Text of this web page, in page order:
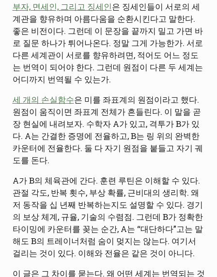
부자, 면세인, 그리고 징세인은 징세인들이 서로의 세
계관을 향유하며 아름다움을 순환시킨다고 말한다.
좋은 비전이다. 그런데 이 문장을 끝까지 밀고 가면 바
로 질문 하나가 튀어나온다. 정말 그게 가능한가. 서로
다른 세계관이 서로를 향유하려면, 적어도 어느 정도
는 번역이 되어야 한다. 그런데 원점이 다른 두 세계는
어디까지 번역될 수 있는가.
세 개의 손실함수은 미를 좌표계의 원점이라고 했다.
원점이 움직이면 좌표계 전체가 흔들린다. 이 말을 곧
장 현실에 내려보자. 수학자 A가 있고, 격투가 B가 있
다. A는 간결한 증명에 전율하고, B는 링 위의 완벽한
카운터에 전율한다. 둘 다 자기 원점을 붙들고 자기 궤
도를 돈다.
A가 B의 체육관에 간다. 훈련 루틴은 이해할 수 있다.
관절 각도, 반복 횟수, 부상 확률, 근비대의 생리학. 왜
저 동작을 십 년째 반복하는지도 설명할 수 있다. 경기
의 보상 체계, 규율, 기술의 수렴점. 그런데 B가 정확한
타이밍에 카운터를 꽂는 순간, A는 “대단하다”고는 말
해도 B의 트레이너처럼 숨이 멎지는 않는다. 여기서
걸리는 것이 있다. 이해와 전율은 같은 것이 아니다.
이 글은 그 차이를 묻는다. 왜 어떤 세계는 번역되는 것